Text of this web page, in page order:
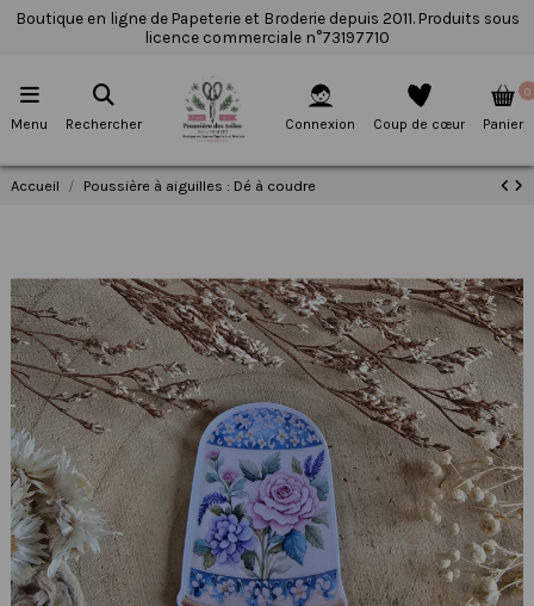
Boutique en ligne de Papeterie et Broderie depuis 2011. Produits sous
licence commerciale n°73197710
Menu Rechercher Connexion Coup de cœur
0
Panier
Accueil Poussière à aiguilles : Dé à coudre